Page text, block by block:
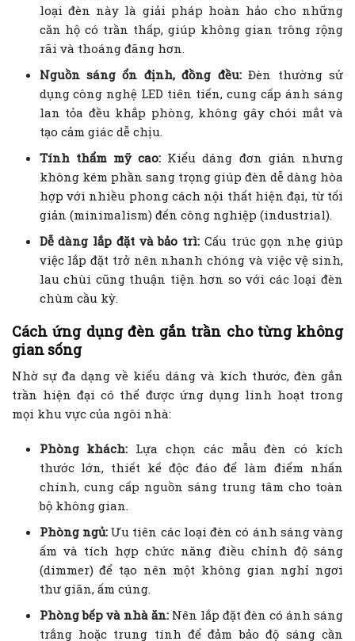
loại đèn này là giải pháp hoàn hảo cho những
căn hộ có trần thấp, giúp không gian trông rộng
rãi và thoáng đãng hơn.
Nguồn sáng ổn định, đồng đều:Đèn thường sử
dụng công nghệ LED tiên tiến, cung cấp ánh sáng
lan tỏa đều khắp phòng, không gây chói mắt và
tạo cảm giác dễ chịu.
Tính thẩm mỹ cao: Kiểu dáng đơn giản nhưng
không kém phần sang trọng giúp đèn dễ dàng hòa
hợp với nhiều phong cách nội thất hiện đại, từ tối
giản (minimalism) đến công nghiệp (industrial).
Dễ dàng lắp đặt và bảo trì: Cấu trúc gọn nhẹ giúp
việc lắp đặt trở nên nhanh chóng và việc vệ sinh,
lau chùi cũng thuận tiện hơn so với các loại đèn
chùm cầu kỳ.
Cách ứng dụng đèn gắn trần cho từng không
gian sống
Nhờ sự đa dạng về kiểu dáng và kích thước, đèn gắn
trần hiện đại có thể được ứng dụng linh hoạt trong
mọi khu vực của ngôi nhà:
Phòng khách: Lựa chọn các mẫu đèn có kích
thước lớn, thiết kế độc đáo để làm điểm nhấn
chính, cung cấp nguồn sáng trung tâm cho toàn
bộ không gian.
Phòng ngủ:Ưu tiên các loại đèn có ánh sáng vàng
ấm và tích hợp chức năng điều chỉnh độ sáng
(dimmer) để tạo nên một không gian nghỉ ngơi
thư giãn, ấm cúng.
Phòng bếp và nhà ăn:Nên lắp đặt đèn có ánh sáng
trắng hoặc trung tính để đảm bảo độ sáng cần